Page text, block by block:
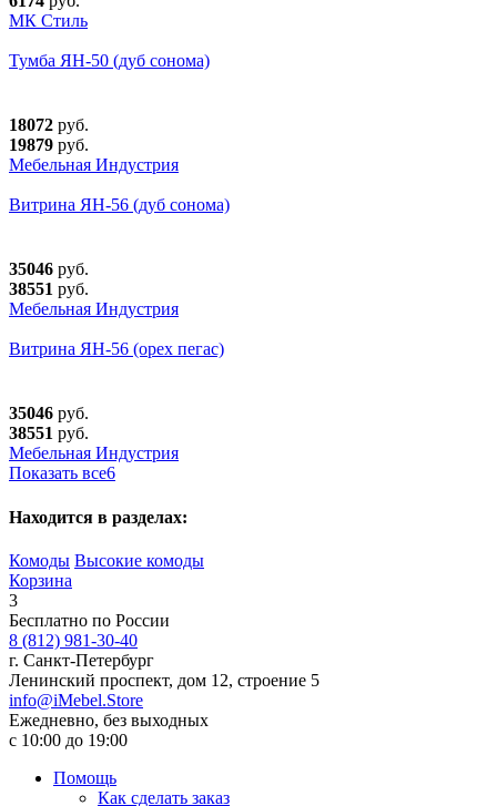
МК Стиль
Тумба ЯН-50 (дуб сонома)
18072 руб.
19879 руб.
Мебельная Индустрия
Витрина ЯН-56 (дуб сонома)
35046 руб.
38551 руб.
Мебельная Индустрия
Витрина ЯН-56 (орех пегас)
35046 руб.
38551 руб.
Мебельная Индустрия
Показать все6
Находится в разделах:
Комоды Высокие комоды
Корзина
3
Бесплатно по России
8 (812) 981-30-40
г. Санкт-Петербург
Ленинский проспект, дом 12, строение 5
info@iMebel.Store
Ежедневно, без выходных
с 10:00 до 19:00
Помощь
Как сделать заказ